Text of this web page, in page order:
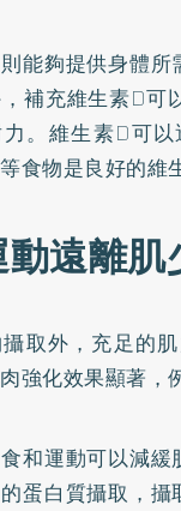
能夠提供身體
補充維生素D可
。維生素D可
食物是良好的維
動遠離肌
取外，充足的
強化效果顯著，
和運動可以減緩
蛋白質攝取，